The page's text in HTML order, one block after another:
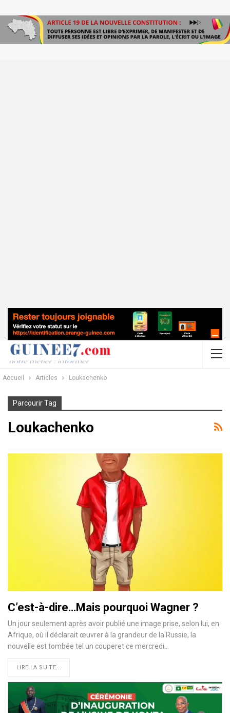
Accueil Articles Loukachenko
Parcourir Tag
Loukachenko
C’est-à-dire…Mais pourquoi Wagner ?
Un jour seulement après avoir publié une image prise, selon lui, en
Afrique, où il déclarait œuvrer à la grandeur de la Russie, la
nouvelle est tombée tel un couperet ce mercredi…
LIRE LA SUITE...